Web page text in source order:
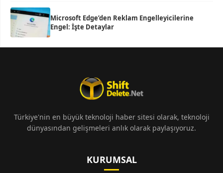
Microsoft Edge’den Reklam Engelleyicilerine
Engel: İşte Detaylar
Türkiye'nin en büyük teknoloji haber sitesi olarak, teknoloji
dünyasından gelişmeleri anlık olarak paylaşıyoruz.
KURUMSAL